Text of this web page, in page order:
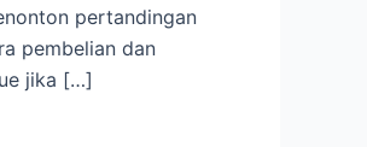
pertandingan
pembelian dan
jika […]